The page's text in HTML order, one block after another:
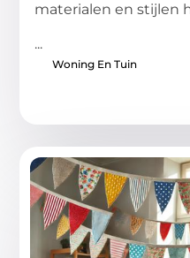
materialen en stijlen
...
Woning En Tuin